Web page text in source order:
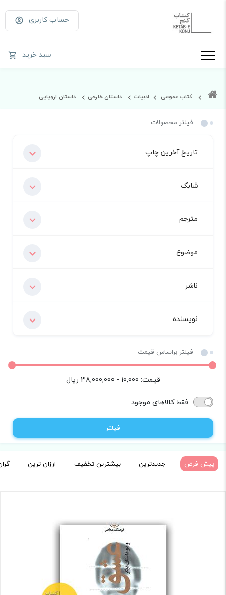
حساب کاربری
سبد خرید
کتاب عمومی ادبیات داستان خارجی داستان اروپایی
فیلتر محصولات
تاریخ آخرین چاپ
شابک
مترجم
موضوع
ناشر
نویسنده
فیلتر براساس قیمت
قیمت: 10,000 - 38,000,000
ریال
فقط کالاهای موجود
فیلتر
پیش فرض جدیدترین بیشترین تخفیف ارزان ترین